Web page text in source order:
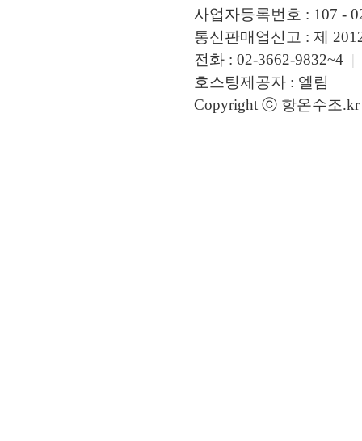
사업자등록번호 : 107 -
통신판매업신고 : 제
전화 : 02-3662-9832~4 |
호스팅제공자 : 엘림
Copyright ⓒ 항온수조